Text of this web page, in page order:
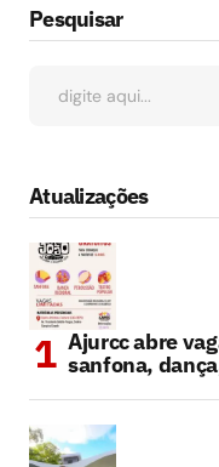
Pesquisar
Atualizações
Ajurcc abre
sanfona,